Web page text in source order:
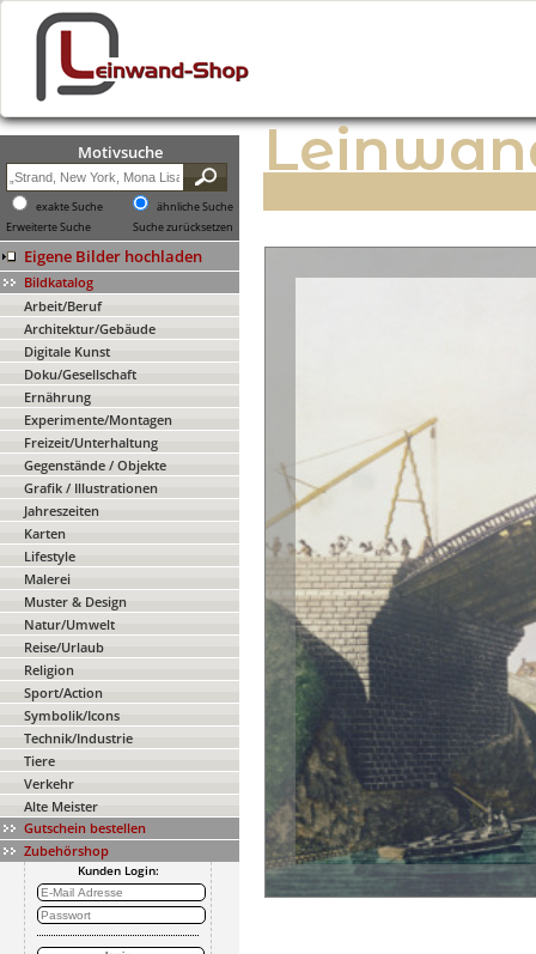
Motivsuche
exakte Suche
ähnliche Suche
Erweiterte Suche
Suche zurücksetzen
Eigene Bilder hochladen
Bildkatalog
Arbeit/Beruf
Architektur/Gebäude
Digitale Kunst
Doku/Gesellschaft
Ernährung
Experimente/Montagen
Freizeit/Unterhaltung
Gegenstände / Objekte
Grafik / Illustrationen
Jahreszeiten
Karten
Lifestyle
Malerei
Muster & Design
Natur/Umwelt
Reise/Urlaub
Religion
Sport/Action
Symbolik/Icons
Technik/Industrie
Tiere
Verkehr
Alte Meister
Gutschein bestellen
Zubehörshop
Kunden Login: